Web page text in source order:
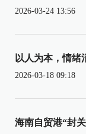
2026-03-24 13:56
以人为本，情绪
2026-03-18 09:18
海南自贸港“封